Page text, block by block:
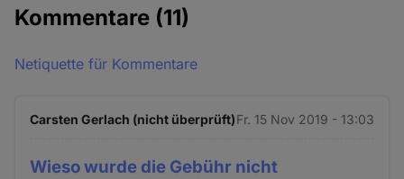
Kommentare (11)
Netiquette für Kommentare
Carsten Gerlach (nicht überprüft)Fr. 15 Nov 2019 - 13:03
Wieso wurde die Gebühr nicht